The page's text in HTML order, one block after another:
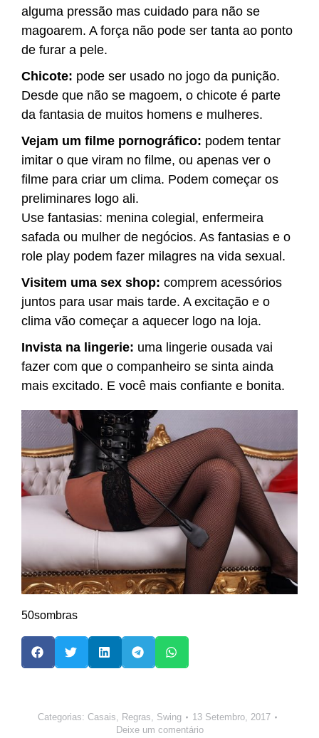
alguma pressão mas cuidado para não se
magoarem. A força não pode ser tanta ao ponto
de furar a pele.
Chicote: pode ser usado no jogo da punição.
Desde que não se magoem, o chicote é parte
da fantasia de muitos homens e mulheres.
Vejam um filme pornográfico: podem tentar
imitar o que viram no filme, ou apenas ver o
filme para criar um clima. Podem começar os
preliminares logo ali.
Use fantasias: menina colegial, enfermeira
safada ou mulher de negócios. As fantasias e o
role play podem fazer milagres na vida sexual.
Visitem uma sex shop: comprem acessórios
juntos para usar mais tarde. A excitação e o
clima vão começar a aquecer logo na loja.
Invista na lingerie: uma lingerie ousada vai
fazer com que o companheiro se sinta ainda
mais excitado. E você mais confiante e bonita.
50sombras
Categorias: Casais, Regras, Swing
13 Setembro, 2017
Deixe um comentário